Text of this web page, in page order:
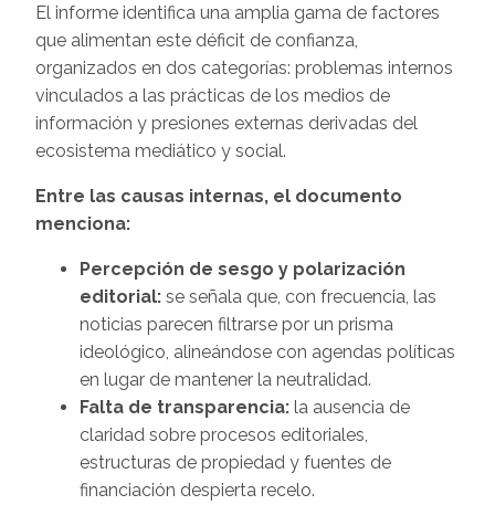
El informe identifica una amplia gama de factores
que alimentan este déficit de confianza,
organizados en dos categorías: problemas internos
vinculados a las prácticas de los medios de
información y presiones externas derivadas del
ecosistema mediático y social.
Entre las causas internas, el documento
menciona:
Percepción de sesgo y polarización
editorial: se señala que, con frecuencia, las
noticias parecen filtrarse por un prisma
ideológico, alineándose con agendas políticas
en lugar de mantener la neutralidad.
Falta de transparencia: la ausencia de
claridad sobre procesos editoriales,
estructuras de propiedad y fuentes de
financiación despierta recelo.